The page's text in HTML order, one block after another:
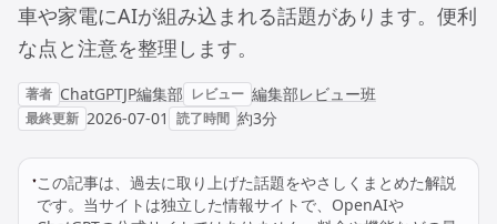
車や家電にAIが組み込まれる話題があります。便利
な点と注意を整理します。
著者 ChatGPTJP編集部 レビュー 編集部レビュー班
最終更新 2026-07-01 読了時間 約3分
この記事は、過去に取り上げた話題をやさしくまとめた解説
です。当サイトは独立した情報サイトで、OpenAIや